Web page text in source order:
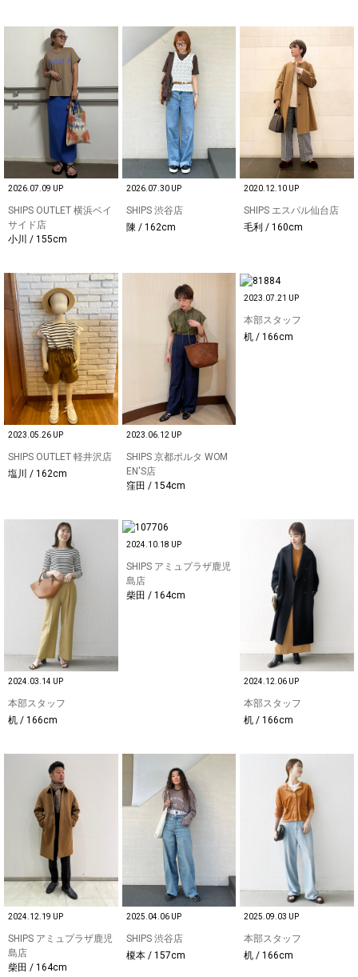
2026.07.09 UP
SHIPS OUTLET 横浜ベイ
サイド店
小川 / 155cm
2026.07.30 UP
SHIPS 渋谷店
陳 / 162cm
2020.12.10 UP
SHIPS エスパル仙台店
毛利 / 160cm
2023.05.26 UP
SHIPS OUTLET 軽井沢店
塩川 / 162cm
2023.06.12 UP
SHIPS 京都ポルタ WOM
EN'S店
窪田 / 154cm
2023.07.21 UP
本部スタッフ
机 / 166cm
2024.03.14 UP
本部スタッフ
机 / 166cm
2024.10.18 UP
SHIPS アミュプラザ鹿児
島店
柴田 / 164cm
2024.12.06 UP
本部スタッフ
机 / 166cm
2024.12.19 UP
SHIPS アミュプラザ鹿児
島店
柴田 / 164cm
2025.04.06 UP
SHIPS 渋谷店
榎本 / 157cm
2025.09.03 UP
本部スタッフ
机 / 166cm